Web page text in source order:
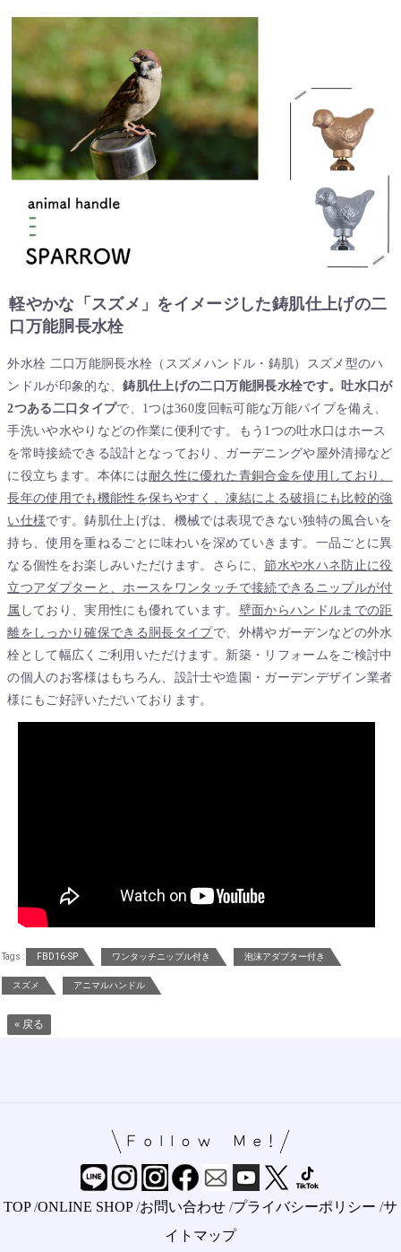
軽やかな「スズメ」をイメージした鋳肌仕上げの二
口万能胴長水栓
外水栓 二口万能胴長水栓（スズメハンドル・鋳肌）スズメ型のハ
ンドルが印象的な、鋳肌仕上げの二口万能胴長水栓です。吐水口が
2つある二口タイプで、1つは360度回転可能な万能パイプを備え、
手洗いや水やりなどの作業に便利です。もう1つの吐水口はホース
を常時接続できる設計となっており、ガーデニングや屋外清掃など
に役立ちます。本体には耐久性に優れた青銅合金を使用しており、
長年の使用でも機能性を保ちやすく、凍結による破損にも比較的強
い仕様です。鋳肌仕上げは、機械では表現できない独特の風合いを
持ち、使用を重ねるごとに味わいを深めていきます。一品ごとに異
なる個性をお楽しみいただけます。さらに、節水や水ハネ防止に役
立つアダプターと、ホースをワンタッチで接続できるニップルが付
属 しており、実用性にも優れています。 壁面からハンドルまでの距
離をしっかり確保できる胴長タイプで、外構やガーデンなどの外水
栓として幅広くご利用いただけます。新築・リフォームをご検討中
の個人のお客様はもちろん、設計士や造園・ガーデンデザイン業者
様にもご好評いただいております。
Tags : FBD16-SP ワンタッチニップル付き 泡沫アダプター付き
スズメ アニマルハンドル
« 戻る
TOP/ONLINE SHOP/お問い合わせ /プライバシーポリシー /サ
イトマップ